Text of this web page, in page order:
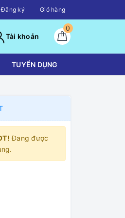
Đăng ký Giỏ hàng
0
Tài khoản
TUYỂN DỤNG
Đang được